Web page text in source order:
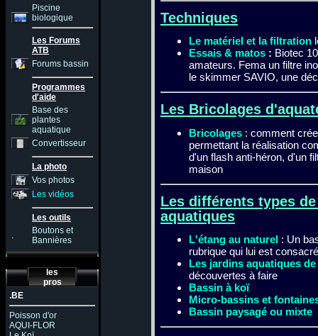
Piscine
biologique
Les Forums
ATB
Forums bassin
Programmes
d'aide
Base des
plantes
aquatique
Convertisseur
La photo
Vos photos
Les vidéos
Les outils
.
Boutons et
Bannières
les
pros
.BE
Poisson d'or
AQUI-FLOR
Techniques
Le matériel et la filtration
Essais & matos : Biotec
amateurs. Fema un filtre
le skimmer SAVIO, une
Les Bricolages
Bricolages : comment
permettant la réalisation
d'un flash anti-héron, d'un
maison
Les différents types
aquatiques
L'étang au naturel : Un
rubrique qui lui est
Les jardins aquatiques de
découvertes à faire
Bassin à koï
Micro-bassins et
Bassin paysagé ou mixte